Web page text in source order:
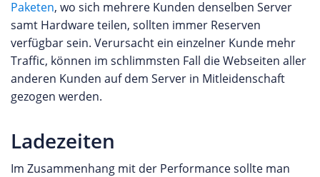
Paketen, wo sich mehrere Kunden denselben Server
samt Hardware teilen, sollten immer Reserven
verfügbar sein. Verursacht ein einzelner Kunde mehr
Traffic, können im schlimmsten Fall die Webseiten aller
anderen Kunden auf dem Server in Mitleidenschaft
gezogen werden.
Ladezeiten
Im Zusammenhang mit der Performance sollte man